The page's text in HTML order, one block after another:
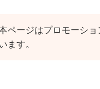
ページはプロモーショ
ます。